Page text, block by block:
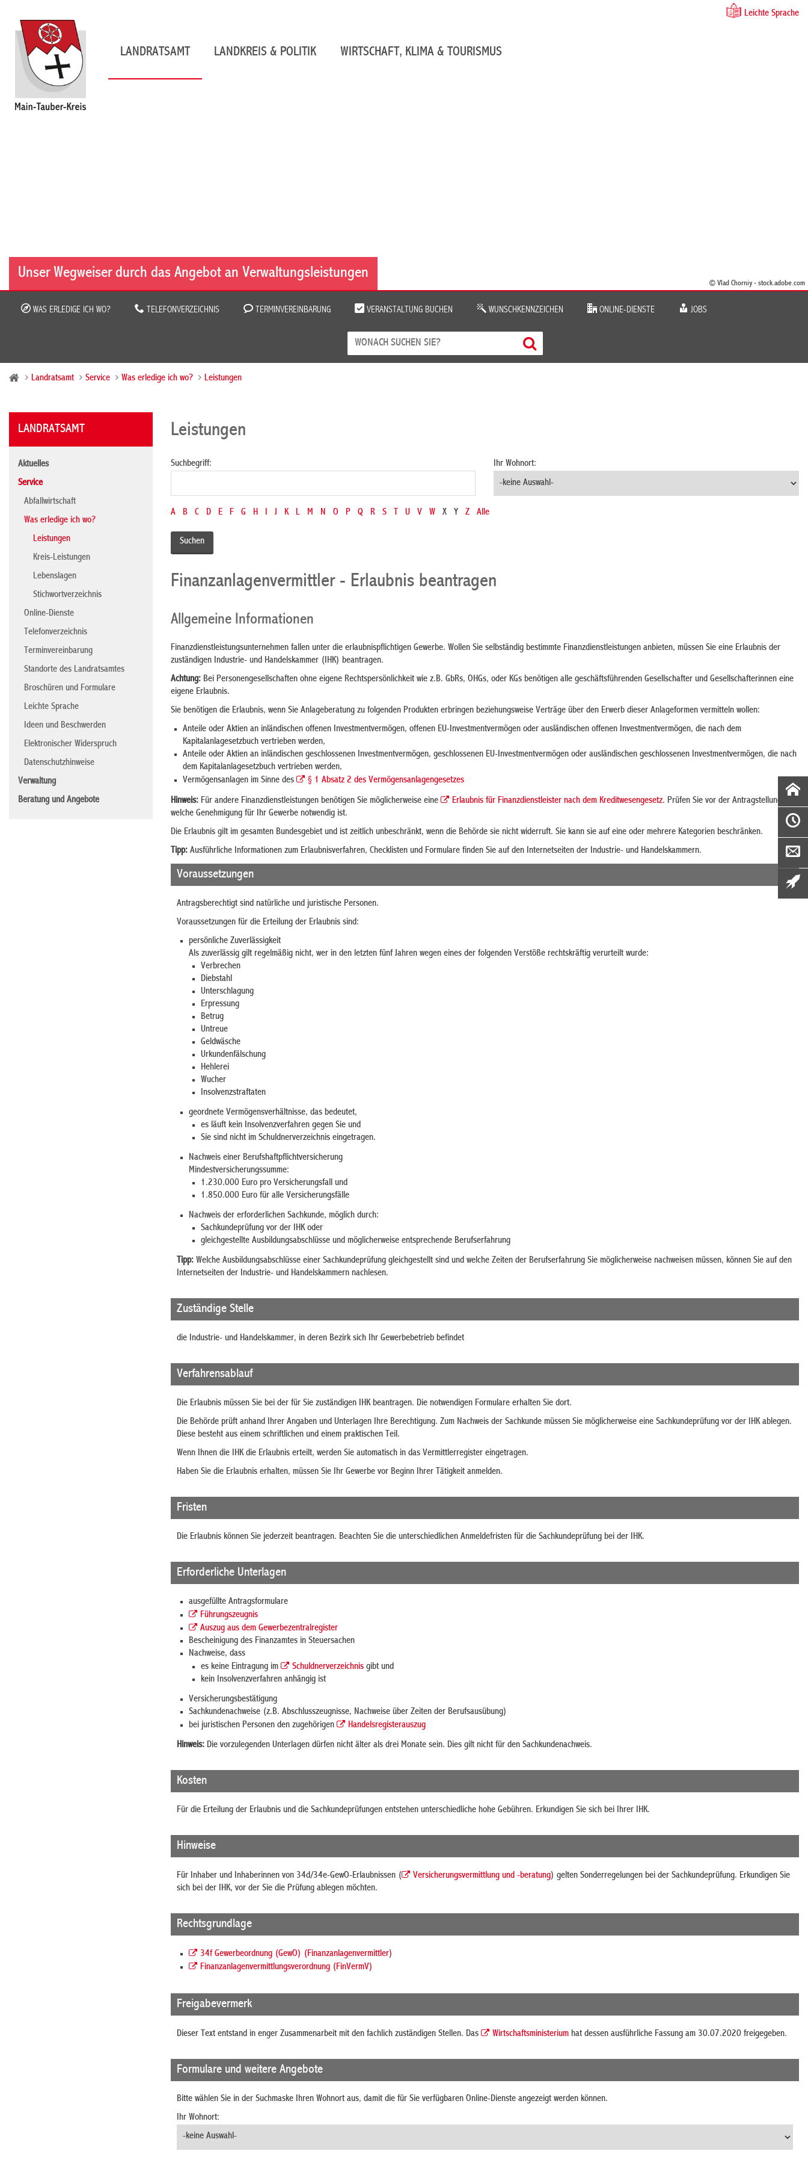
Leichte Sprache
LANDRATSAMT LANDKREIS & POLITIK WIRTSCHAFT, KLIMA & TOURISMUS
Unser Wegweiser durch das Angebot an Verwaltungsleistungen
© Vlad Chorniy - stock.adobe.com
WAS ERLEDIGE ICH WO? TELEFONVERZEICHNIS TERMINVEREINBARUNG VERANSTALTUNG BUCHEN WUNSCHKENNZEICHEN ONLINE-DIENSTE JOBS
Landratsamt Service Was erledige ich wo? Leistungen
LANDRATSAMT
Aktuelles
Service
Abfallwirtschaft
Was erledige ich wo?
Leistungen
Kreis-Leistungen
Lebenslagen
Stichwortverzeichnis
Online-Dienste
Telefonverzeichnis
Terminvereinbarung
Standorte des Landratsamtes
Broschüren und Formulare
Leichte Sprache
Ideen und Beschwerden
Elektronischer Widerspruch
Datenschutzhinweise
Verwaltung
Beratung und Angebote
Leistungen
Suchbegriff: Ihr Wohnort:
A B C D E F G H I J K L M N O P Q R S T U V W X Y Z Alle
Finanzanlagenvermittler - Erlaubnis beantragen
Allgemeine Informationen
Finanzdienstleistungsunternehmen fallen unter die erlaubnispflichtigen Gewerbe. Wollen Sie selbständig bestimmte Finanzdienstleistungen anbieten, müssen Sie eine Erlaubnis der
zuständigen Industrie- und Handelskammer (IHK) beantragen.
Achtung:Bei Personengesellschaften ohne eigene Rechtspersönlichkeit wie z.B. GbRs, OHGs, oder KGs benötigen alle geschäftsführenden Gesellschafter und Gesellschafterinnen eine
eigene Erlaubnis.
Sie benötigen die Erlaubnis, wenn Sie Anlageberatung zu folgenden Produkten erbringen beziehungsweise Verträge über den Erwerb dieser Anlageformen vermitteln wollen:
Anteile oder Aktien an inländischen offenen Investmentvermögen, offenen EU-Investmentvermögen oder ausländischen offenen Investmentvermögen, die nach dem
Kapitalanlagesetzbuch vertrieben werden,
Anteile oder Aktien an inländischen geschlossenen Investmentvermögen, geschlossenen EU-Investmentvermögen oder ausländischen geschlossenen Investmentvermögen, die nach
dem Kapitalanlagesetzbuch vertrieben werden,
Vermögensanlagen im Sinne des § 1 Absatz 2 des Vermögensanlagengesetzes
Hinweis:Für andere Finanzdienstleistungen benötigen Sie möglicherweise eine Erlaubnis für Finanzdienstleister nach dem Kreditwesengesetz. Prüfen Sie vor der Antragstellung,
welche Genehmigung für Ihr Gewerbe notwendig ist.
Die Erlaubnis gilt im gesamten Bundesgebiet und ist zeitlich unbeschränkt, wenn die Behörde sie nicht widerruft. Sie kann sie auf eine oder mehrere Kategorien beschränken.
Tipp:Ausführliche Informationen zum Erlaubnisverfahren, Checklisten und Formulare finden Sie auf den Internetseiten der Industrie- und Handelskammern.
Voraussetzungen
Antragsberechtigt sind natürliche und juristische Personen.
Voraussetzungen für die Erteilung der Erlaubnis sind:
persönliche Zuverlässigkeit
Als zuverlässig gilt regelmäßig nicht, wer in den letzten fünf Jahren wegen eines der folgenden Verstöße rechtskräftig verurteilt wurde:
Verbrechen
Diebstahl
Unterschlagung
Erpressung
Betrug
Untreue
Geldwäsche
Urkundenfälschung
Hehlerei
Wucher
Insolvenzstraftaten
geordnete Vermögensverhältnisse, das bedeutet,
es läuft kein Insolvenzverfahren gegen Sie und
Sie sind nicht im Schuldnerverzeichnis eingetragen.
Nachweis einer Berufshaftpflichtversicherung
Mindestversicherungssumme:
1.230.000 Euro pro Versicherungsfall und
1.850.000 Euro für alle Versicherungsfälle
Nachweis der erforderlichen Sachkunde, möglich durch:
Sachkundeprüfung vor der IHK oder
gleichgestellte Ausbildungsabschlüsse und möglicherweise entsprechende Berufserfahrung
Tipp:Welche Ausbildungsabschlüsse einer Sachkundeprüfung gleichgestellt sind und welche Zeiten der Berufserfahrung Sie möglicherweise nachweisen müssen, können Sie aufden
Internetseitender Industrie- und Handelskammernnachlesen.
Zuständige Stelle
die Industrie- und Handelskammer, in deren Bezirk sich Ihr Gewerbebetrieb befindet
Verfahrensablauf
Die Erlaubnis müssen Sie bei der für Sie zuständigen IHK beantragen. Die notwendigen Formulare erhalten Sie dort.
Die Behörde prüft anhand Ihrer Angaben und Unterlagen Ihre Berechtigung. Zum Nachweis der Sachkunde müssen Sie möglicherweise eine Sachkundeprüfung vor der IHK ablegen.
Diese besteht aus einem schriftlichen und einem praktischen Teil.
Wenn Ihnen die IHK die Erlaubnis erteilt, werden Sie automatisch in das Vermittlerregister eingetragen.
Haben Sie die Erlaubnis erhalten, müssen Sie Ihr Gewerbe vor Beginn Ihrer Tätigkeit anmelden.
Fristen
Die Erlaubnis können Sie jederzeit beantragen. Beachten Sie die unterschiedlichen Anmeldefristen für die Sachkundeprüfung bei der IHK.
Erforderliche Unterlagen
ausgefüllte Antragsformulare
Führungszeugnis
Auszug aus dem Gewerbezentralregister
Bescheinigung des Finanzamtes in Steuersachen
Nachweise, dass
es keine Eintragung im
Schuldnerverzeichnisgibt und
kein Insolvenzverfahren anhängig ist
Versicherungsbestätigung
Sachkundenachweise (z.B. Abschlusszeugnisse, Nachweise über Zeiten der Berufsausübung)
bei juristischen Personen den zugehörigen
Handelsregisterauszug
Hinweis:Die vorzulegenden Unterlagen dürfen nicht älter als drei Monate sein. Dies gilt nicht für den Sachkundenachweis.
Kosten
Für die Erteilung der Erlaubnis und die Sachkundeprüfungen entstehen unterschiedliche hohe Gebühren. Erkundigen Sie sich bei Ihrer IHK.
Hinweise
Für Inhaber und Inhaberinnen von 34d/34e-GewO-Erlaubnissen ( Versicherungsvermittlung und -beratung) gelten Sonderregelungen bei der Sachkundeprüfung. Erkundigen Sie
sich bei der IHK, vor der Sie die Prüfung ablegen möchten.
Rechtsgrundlage
34f Gewerbeordnung (GewO) (Finanzanlagenvermittler)
Finanzanlagenvermittlungsverordnung (FinVermV)
Freigabevermerk
Dieser Text entstand in enger Zusammenarbeit mit den fachlich zuständigen Stellen. Das Wirtschaftsministeriumhat dessen ausführliche Fassung am 30.07.2020 freigegeben.
Formulare und weitere Angebote
Bitte wählen Sie in der Suchmaske Ihren Wohnort aus, damit die für Sie verfügbaren Online-Dienste angezeigt werden können.
Ihr Wohnort: